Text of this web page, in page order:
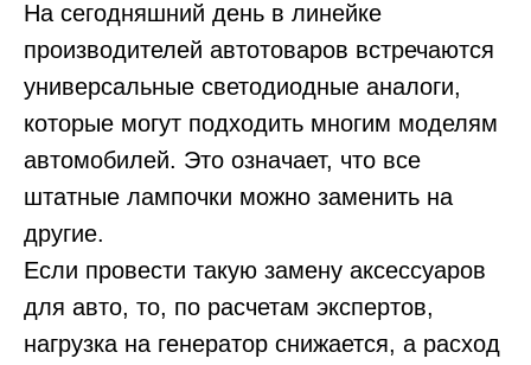
На сегодняшний день в линейке
производителей автотоваров встречаются
универсальные светодиодные аналоги,
которые могут подходить многим моделям
автомобилей. Это означает, что все
штатные лампочки можно заменить на
другие.
Если провести такую замену аксессуаров
для авто, то, по расчетам экспертов,
нагрузка на генератор снижается, а расход